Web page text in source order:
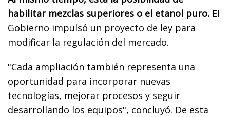
habilitar mezclas superiores o el etanol puro. El
Gobierno impulsó un proyecto de ley para
modificar la regulación del mercado.
"Cada ampliación también representa una
oportunidad para incorporar nuevas
tecnologías, mejorar procesos y seguir
desarrollando los equipos", concluyó. De esta